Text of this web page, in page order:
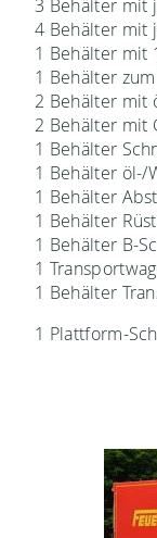
3 Behälter mit
4 Behälter mit
1 Behälter mit
1 Behälter
2 Behälter mit
2 Behälter mit
1 Behälter
1 Behälter öl-/
1 Behälter
1 Behälter
1 Behälter B-
1
1 Behälter
1 Plattform-